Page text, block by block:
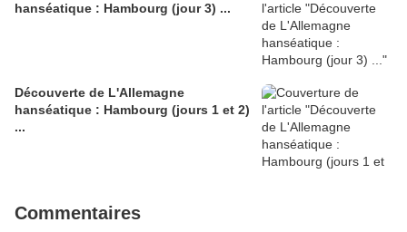
hanséatique : Hambourg (jour 3) ...
Découverte de L'Allemagne
hanséatique : Hambourg (jours 1 et 2)
...
Commentaires